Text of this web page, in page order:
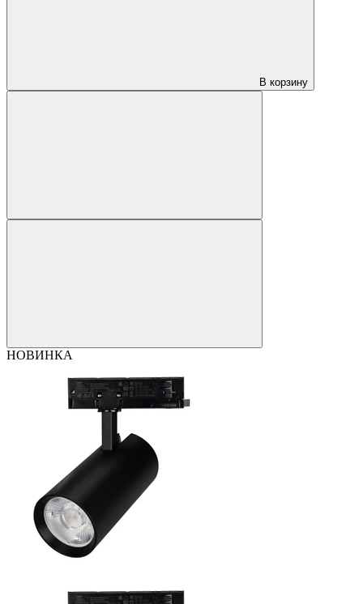
В корзину
НОВИНКА